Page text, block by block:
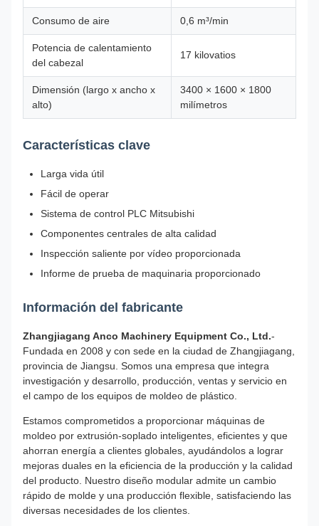
Consumo de aire 0,6 m³/min
Potencia de calentamiento
del cabezal
17 kilovatios
Dimensión (largo x ancho x
alto)
3400 × 1600 × 1800
milímetros
Características clave
Larga vida útil
Fácil de operar
Sistema de control PLC Mitsubishi
Componentes centrales de alta calidad
Inspección saliente por vídeo proporcionada
Informe de prueba de maquinaria proporcionado
Información del fabricante
Zhangjiagang Anco Machinery Equipment Co., Ltd.-
Fundada en 2008 y con sede en la ciudad de Zhangjiagang,
provincia de Jiangsu. Somos una empresa que integra
investigación y desarrollo, producción, ventas y servicio en
el campo de los equipos de moldeo de plástico.
Estamos comprometidos a proporcionar máquinas de
moldeo por extrusión-soplado inteligentes, eficientes y que
ahorran energía a clientes globales, ayudándolos a lograr
mejoras duales en la eficiencia de la producción y la calidad
del producto. Nuestro diseño modular admite un cambio
rápido de molde y una producción flexible, satisfaciendo las
diversas necesidades de los clientes.